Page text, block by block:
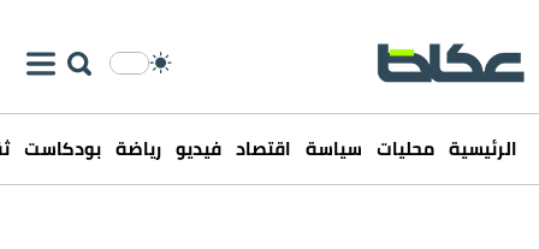
الرئيسية محليات سياسة اقتصاد فيديو رياضة بودكاست